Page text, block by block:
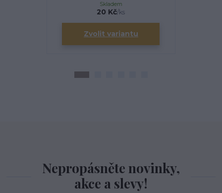
20 Kč/ks
Skladem
Zvolit variantu
Nepropásněte novinky,
akce a slevy!